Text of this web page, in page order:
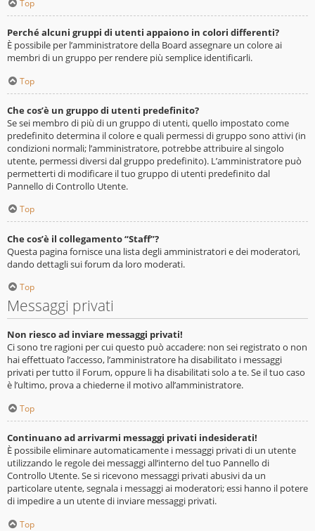
Top
Perché alcuni gruppi di utenti appaiono in colori differenti?
È possibile per l’amministratore della Board assegnare un colore ai
membri di un gruppo per rendere più semplice identificarli.
Top
Che cos’è un gruppo di utenti predefinito?
Se sei membro di più di un gruppo di utenti, quello impostato come
predefinito determina il colore e quali permessi di gruppo sono attivi (in
condizioni normali; l’amministratore, potrebbe attribuire al singolo
utente, permessi diversi dal gruppo predefinito). L’amministratore può
permetterti di modificare il tuo gruppo di utenti predefinito dal
Pannello di Controllo Utente.
Top
Che cos’è il collegamento “Staff”?
Questa pagina fornisce una lista degli amministratori e dei moderatori,
dando dettagli sui forum da loro moderati.
Top
Messaggi privati
Non riesco ad inviare messaggi privati!
Ci sono tre ragioni per cui questo può accadere: non sei registrato o non
hai effettuato l’accesso, l’amministratore ha disabilitato i messaggi
privati per tutto il Forum, oppure li ha disabilitati solo a te. Se il tuo caso
è l’ultimo, prova a chiederne il motivo all’amministratore.
Top
Continuano ad arrivarmi messaggi privati indesiderati!
È possibile eliminare automaticamente i messaggi privati ​​di un utente
utilizzando le regole dei messaggi all’interno del tuo Pannello di
Controllo Utente. Se si ricevono messaggi privati ​​abusivi da un
particolare utente, segnala i messaggi ai moderatori; essi hanno il potere
di impedire a un utente di inviare messaggi privati​​.
Top